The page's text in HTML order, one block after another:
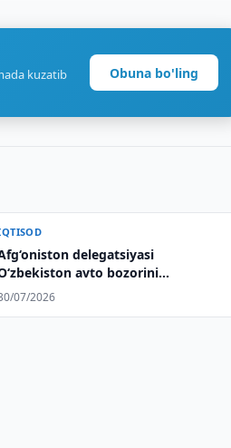
kuzatib
Obuna bo'ling
delegatsiyasi
avto bozorini
07/2026